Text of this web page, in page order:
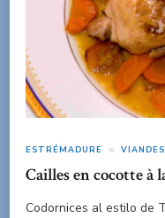
ESTRÉMADURE VIANDES
Cailles en cocotte à
Codornices al estilo de